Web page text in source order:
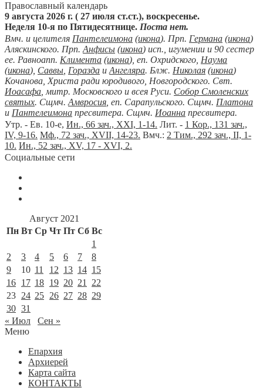
Православный календарь
9 августа 2026 г. ( 27 июля ст.ст.), воскресенье.
Неделя 10-я по Пятидесятнице. Поста нет.
Вмч. и целителя Пантелеимона (икона). Прп. Германа (икона)
Аляскинского. Прп. Анфисы (икона) исп., игумении и 90 сестер
ее. Равноапп. Климента (икона), еп. Охридского, Наума
(икона), Саввы Горазда и Ангеляра. Блж. Николая (икона)
Кочанова, Христа ради юродивого, Новгородского. Свт.
Иоасафа , митр. Московского и всея Руси. Собор Смоленских
святых. Сщмч. Амвросия , еп. Сарапульского. Сщмч. Платона
и Пантелеимона пресвитера. Сщмч. Иоанна пресвитера.
Утр. - Ев. 10-е, Ин., 66 зач., XXI, 1-14. Лит. - 1 Кор., 131 зач.,
IV, 9-16. Мф., 72 зач., XVII, 14-23. Вмч.: 2 Тим., 292 зач., II, 1-
10. Ин., 52 зач., XV, 17 - XVI, 2.
Социальные сети
Август 2021
Пн Вт Ср Чт Пт Сб Вс
1
2
3 4 5 6 7
8
9
10 11 12 13 14 15
16 17 18 19 20 21
22
23 24 25 26 27 28 29
30 31
« Июл
Сен »
Меню
Епархия
Архиерей
Карта сайта
КОНТАКТЫ